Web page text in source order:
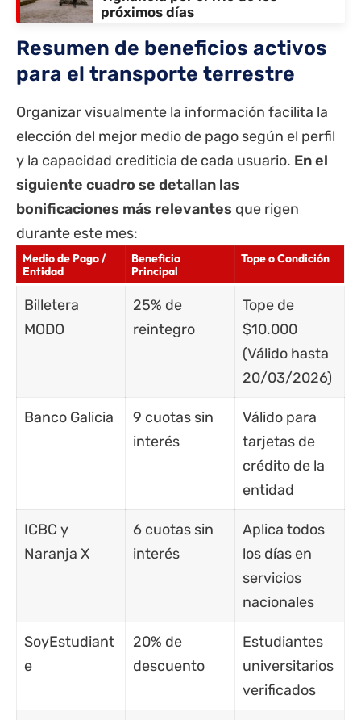
próximos días
Resumen de beneficios activos
para el transporte terrestre
Organizar visualmente la información facilita la
elección del mejor medio de pago según el perfil
y la capacidad crediticia de cada usuario. En el
siguiente cuadro se detallan las
bonificaciones más relevantes que rigen
durante este mes:
Medio de Pago /
Entidad
Beneficio
Principal
Tope o Condición
Billetera
MODO
25% de
reintegro
Tope de
$10.000
(Válido hasta
20/03/2026)
Banco Galicia
9 cuotas sin
interés
Válido para
tarjetas de
crédito de la
entidad
ICBC y
Naranja X
6 cuotas sin
interés
Aplica todos
los días en
servicios
nacionales
SoyEstudiant
e
20% de
descuento
Estudiantes
universitarios
verificados